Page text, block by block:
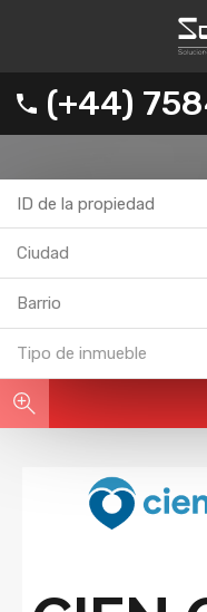
(+44)
Ciudad
Barrio
Tipo de inmueble